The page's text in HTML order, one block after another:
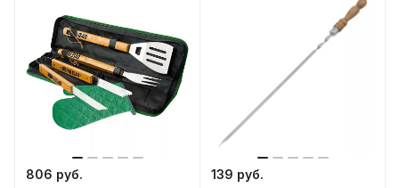
806 руб.
139 руб.